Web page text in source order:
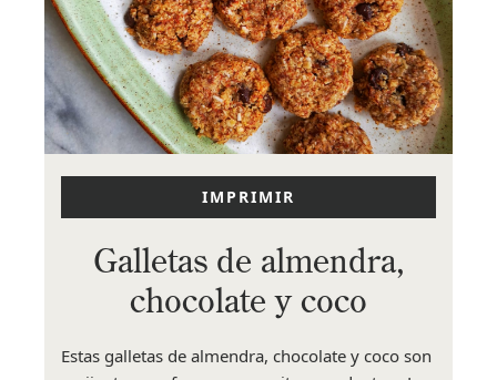
IMPRIMIR
Galletas de almendra,
chocolate y coco
Estas galletas de almendra, chocolate y coco son